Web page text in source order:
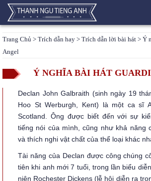
Trang Chủ > Trích dẫn hay > Trích dẫn lời bài hát > Ý
Angel
Ý NGHĨA BÀI HÁT
Declan John Galbraith (sinh ngày 19
Hoo St Werburgh, Kent) là một ca sĩ
Scotland. Ông được biết đến với sự
tiếng nói của mình, cũng như khả năng
và thích nghi vật chất của thể loại khác
Tài năng của Declan được công chúng
tiên khi anh mới 7 tuổi, trong lần biểu
niên Rochester Dickens (lễ hội diễn ra